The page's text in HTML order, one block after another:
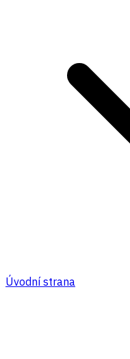
Úvodní strana